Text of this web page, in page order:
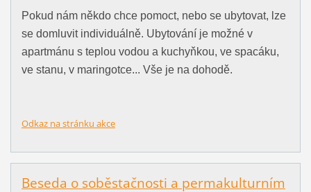
Pokud nám někdo chce pomoct, nebo se ubytovat, lze
se domluvit individuálně. Ubytování je možné v
apartmánu s teplou vodou a kuchyňkou, ve spacáku,
ve stanu, v maringotce... Vše je na dohodě.
Odkaz na stránku akce
Beseda o soběstačnosti a permakulturním